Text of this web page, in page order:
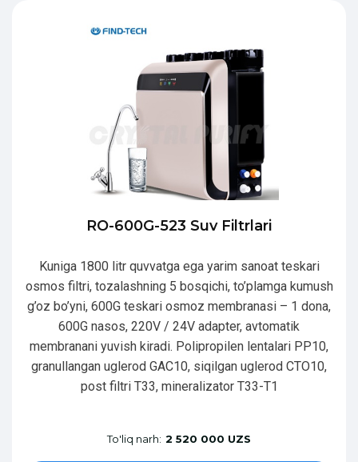
RO-600G-523 Suv Filtrlari
Kuniga 1800 litr quvvatga ega yarim sanoat teskari
osmos filtri, tozalashning 5 bosqichi, to’plamga kumush
g’oz bo’yni, 600G teskari osmoz membranasi – 1 dona,
600G nasos, 220V / 24V adapter, avtomatik
membranani yuvish kiradi. Polipropilen lentalari PP10,
granullangan uglerod GAC10, siqilgan uglerod CTO10,
post filtri T33, mineralizator T33-T1
To'liq narh: 2 520 000 UZS